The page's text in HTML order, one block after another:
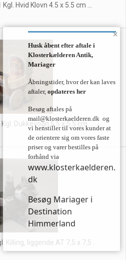
Hvid Klovn 4.5 x 5.5 cm ...
Dukkevogn 5.5 x 5.5 cm ...
Killing, liggende AT 7,5 x 7,5 ...
×
Husk åbent efter aftale i
Klosterkælderen Antik,
Mariager
Åbningstider, hvor der kan laves
aftaler, opdateres her
Besøg aftales på
mail@klosterkaelderen.dk og
vi henstiller til vores kunder at
de orientere sig om vores faste
priser og varer bestilles på
forhånd via
www.klosterkaelderen.
dk
Besøg Mariager i
Destination
Himmerland